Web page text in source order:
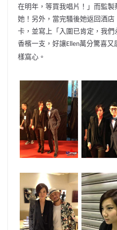
在明年，等買我唱片！」而監
她！ 另外，當完騷後她返回酒
卡，並寫上「入圍已肯定，我
香檳一支，好讓Ell en萬分驚喜又
樣窩心。